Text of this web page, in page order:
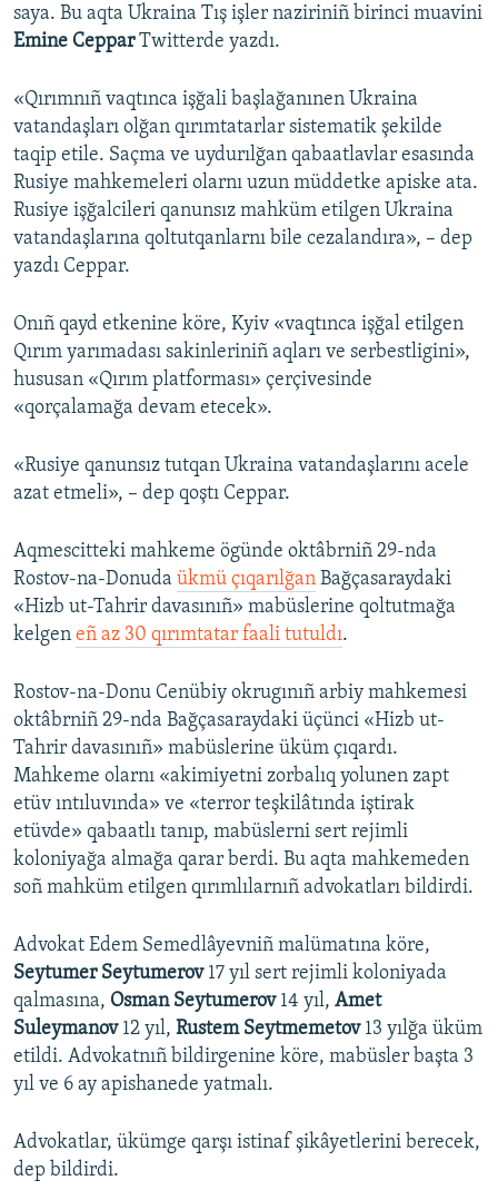
saya. Bu aqta Ukraina Tış işler naziriniñ birinci muavini
Emine CepparTwitterde yazdı.
«Qırımnıñ vaqtınca işğali başlağanınen Ukraina
vatandaşları olğan qırımtatarlar sistematik şekilde
taqip etile. Saçma ve uydurılğan qabaatlavlar esasında
Rusiye mahkemeleri olarnı uzun müddetke apiske ata.
Rusiye işğalcileri qanunsız mahküm etilgen Ukraina
vatandaşlarına qoltutqanlarnı bile cezalandıra», – dep
yazdı Ceppar.
Onıñ qayd etkenine köre, Kyiv «vaqtınca işğal etilgen
Qırım yarımadası sakinleriniñ aqları ve serbestligini»,
hususan «Qırım platforması» çerçivesinde
«qorçalamağa devam etecek».
«Rusiye qanunsız tutqan Ukraina vatandaşlarını acele
azat etmeli», – dep qoştı Ceppar.
Aqmescitteki mahkeme ögünde oktâbrniñ 29-nda
Rostov-na-Donuda ükmü çıqarılğan Bağçasaraydaki
«Hizb ut-Tahrir davasınıñ» mabüslerine qoltutmağa
kelgen eñ az 30 qırımtatar faali tutuldı.
Rostov-na-Donu Cenübiy okrugınıñ arbiy mahkemesi
oktâbrniñ 29-nda Bağçasaraydaki üçünci «Hizb ut-
Tahrir davasınıñ» mabüslerine üküm çıqardı.
Mahkeme olarnı «akimiyetni zorbalıq yolunen zapt
etüv ıntıluvında» ve «terror teşkilâtında iştirak
etüvde» qabaatlı tanıp, mabüslerni sert rejimli
koloniyağa almağa qarar berdi. Bu aqta mahkemeden
soñ mahküm etilgen qırımlılarnıñ advokatları bildirdi.
Advokat Edem Semedlâyevniñ malümatına köre,
Seytumer Seytumerov 17 yıl sert rejimli koloniyada
qalmasına, Osman Seytumerov14 yıl, Amet
Suleymanov 12 yıl, Rustem Seytmemetov13 yılğa üküm
etildi. Advokatnıñ bildirgenine köre, mabüsler başta 3
yıl ve 6 ay apishanede yatmalı.
Advokatlar, ükümge qarşı istinaf şikâyetlerini berecek,
dep bildirdi.